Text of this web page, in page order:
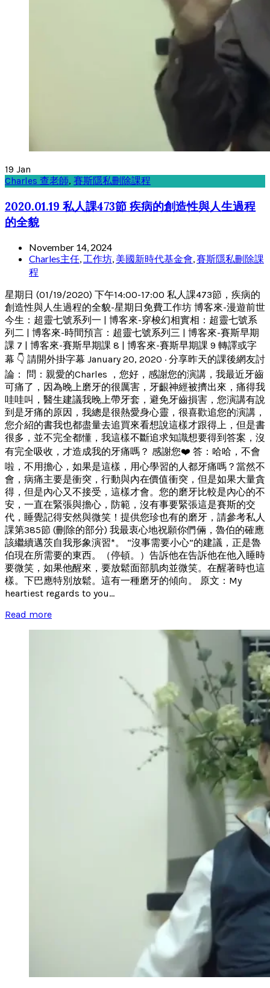
19 Jan
Charles 查老師, 賽斯隱私刪除課程
2020.01.19 私人課473節 疾病的創造性與人生過程
的全貌
November 14, 2024
Charles主任, 工作坊, 美國新時代基金會,賽斯隱私刪除課
程
星期日 (01/19/2020) 下午14:00-17:00 私人課473節，疾病的
創造性與人生過程的全貌-星期日免費工作坊 博客來-漫遊前世
今生：超靈七號系列一 | 博客來-穿梭幻相實相：超靈七號系
列二 | 博客來-時間預言：超靈七號系列三 | 博客來-賽斯早期
課 7 | 博客來-賽斯早期課 8 | 博客來-賽斯早期課 9 轉譯或字
幕 👇 請開外掛字幕 January 20, 2020 · 分享昨天的課後網友討
論： 問：親愛的Charles ，您好，感謝您的演講，我最近牙齒
可痛了，因為晚上磨牙的很厲害，牙齦神經被擠出來，痛得我
哇哇叫，醫生建議我晚上帶牙套，避免牙齒損害，您演講有說
到是牙痛的原因，我總是很熱愛身心靈，很喜歡追您的演講，
您介紹的書我也都盡量去追買來看想說這樣才跟得上，但是書
很多，並不完全都懂，我這樣不斷追求知識想要得到答案，沒
有完全吸收，才造成我的牙痛嗎？ 感謝您❤️ 答：哈哈，不會
啦，不用擔心，如果是這樣，用心學習的人都牙痛嗎？當然不
會，病痛主要是衝突，行動與內在價值衝突，但是如果大量貪
得，但是內心又不接受，這樣才會。您的磨牙比較是內心的不
安，一直在緊張與擔心，防範，沒有事要緊張這是賽斯的交
代，睡覺記得安然與微笑！提供您珍也有的磨牙，請參考私人
課第385節 (刪除的部分) 我最衷心地祝願你們倆，魯伯的確應
該繼續邁茨自我形象演習*。 “沒事需要小心”的建議，正是魯
伯現在所需要的東西。（停頓。）告訴他在告訴他在他入睡時
要微笑，如果他醒來，要放鬆面部肌肉並微笑。在醒著時也這
樣。下巴應特別放鬆。這有一種磨牙的傾向。 原文：My
heartiest regards to you...
Read more